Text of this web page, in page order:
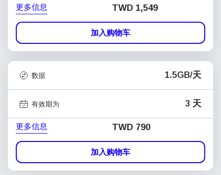
更多信息 TWD 1,549
加入购物车
数据 1.5GB/天
有效期为 3 天
更多信息 TWD 790
加入购物车